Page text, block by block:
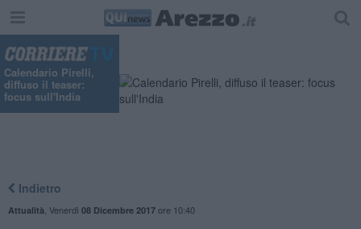
Calendario Pirelli,
diffuso il teaser:
focus sull'India
Indietro
Attualità Venerdì 08 Dicembre 2017ore 10:40